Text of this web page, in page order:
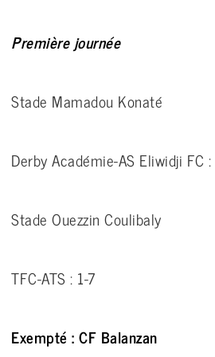
Première journée
Stade Mamadou Konaté
Derby Académie-AS Eliwidji FC
Stade Ouezzin Coulibaly
TFC-ATS : 1-7
Exempté : CF Balanzan